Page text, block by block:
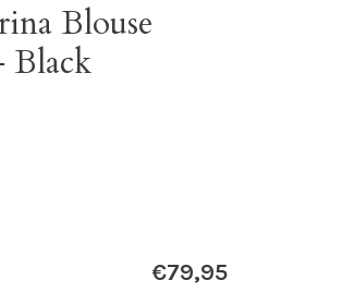
Blouse
Black
€79,95